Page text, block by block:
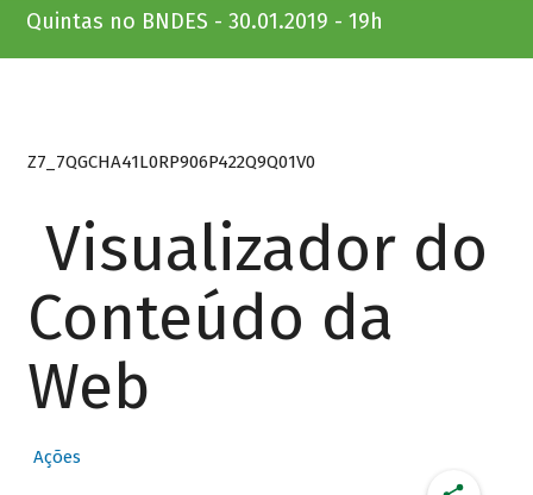
Quintas no BNDES - 30.01.2019 - 19h
Z7_7QGCHA41L0RP906P422Q9Q01V0
Visualizador do
Conteúdo da
Web
Ações